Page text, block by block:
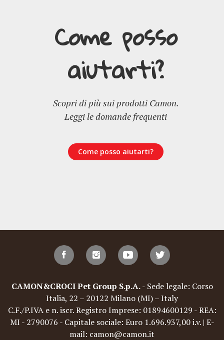
Come posso
aiutarti?
Scopri di più sui prodotti Camon.
Leggi le domande frequenti
Come posso aiutarti?
CAMON&CROCI Pet Group S.p.A.- Sede legale: Corso
Italia, 22 – 20122 Milano (MI) – Italy
C.F./P.IVA e n. iscr. Registro Imprese: 01894600129 - REA:
MI - 2790076 - Capitale sociale: Euro 1.696.937,00 i.v. | E-
mail: camon@camon.it